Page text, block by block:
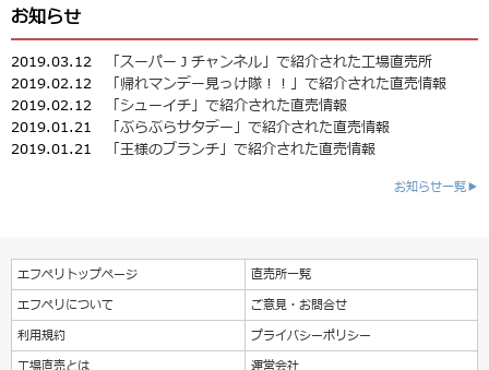
お知らせ
2019.03.12
「スーパーＪチャンネル」で紹介された工場直売所
2019.02.12
「帰れマンデー見っけ隊！！」で紹介された直売情報
2019.02.12
「シューイチ」で紹介された直売情報
2019.01.21
「ぶらぶらサタデー」で紹介された直売情報
2019.01.21
「王様のブランチ」で紹介された直売情報
お知らせ一覧▶
エフペリトップページ
直売所一覧
エフペリについて
ご意見・お問合せ
利用規約
プライバシーポリシー
工場直売とは
運営会社